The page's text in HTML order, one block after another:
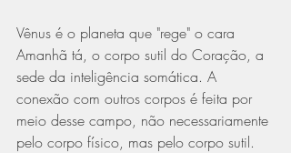
Vênus é o planeta que "rege" o cara
Amanhã tá, o corpo sutil do Coração, a
sede da inteligência somática. A
conexão com outros corpos é feita por
meio desse campo, não necessariamente
pelo corpo físico, mas pelo corpo sutil.